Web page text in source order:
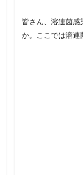
皆さん、溶連菌感
か。ここでは溶連